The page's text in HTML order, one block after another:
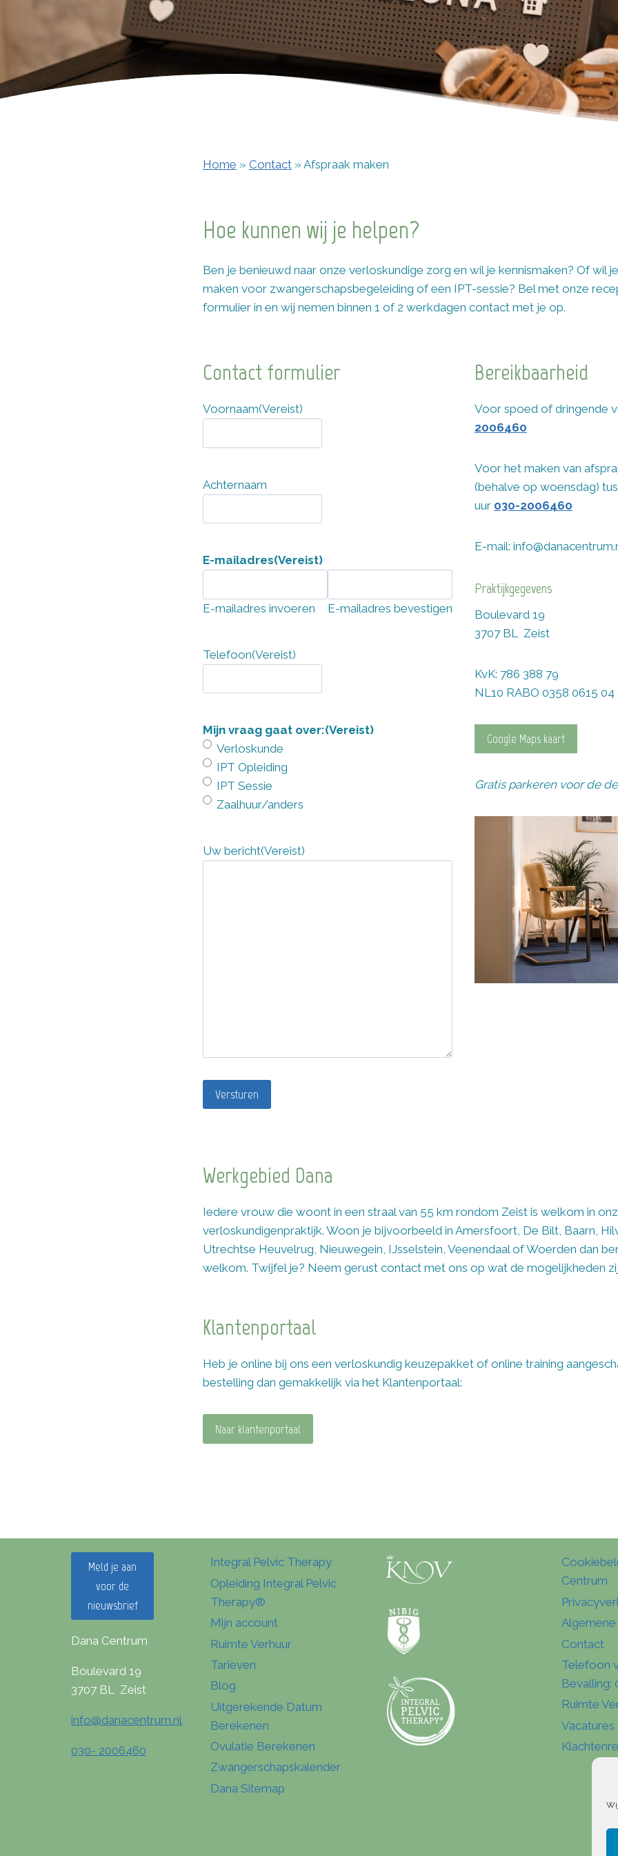
Home » Contact» Afspraak maken
Hoe kunnen wij je helpen?
Ben je benieuwd naar onze verloskundige zorg en wil je kennismaken? Of wil
maken voor zwangerschapsbegeleiding of een IPT-sessie? Bel met onze
formulier in en wij nemen binnen 1 of 2 werkdagen contact met je op.
Contact formulier
Voornaam(Vereist)
Achternaam
E-mailadres(Vereist)
E-mailadres invoeren E-mailadres bevestigen
Telefoon(Vereist)
Mijn vraag gaat over:(Vereist)
Verloskunde
IPT Opleiding
IPT Sessie
Zaalhuur/anders
Uw bericht(Vereist)
Versturen
Bereikbaarheid
Voor spoed of dringende
2006460
Voor het maken van
(behalve op woensdag)
uur 030-2006460
E-mail:
Praktijkgegevens
Boulevard 19
3707 BL Zeist
KvK: 786 388 79
NL10 RABO 0358 0615 04
Google Maps kaart
Gratis parkeren voor de
Werkgebied Dana
Iedere vrouw die woont in een straal van 55 km rondom Zeist is welkom in
verloskundigenpraktijk. Woon je bijvoorbeeld in Amersfoort, De Bilt, Baarn,
Utrechtse Heuvelrug, Nieuwegein, IJsselstein, Veenendaal of Woerden dan
welkom. Twijfel je? Neem gerust contact met ons op wat de mogelijkheden
Klantenportaal
Heb je online bij ons een verloskundig keuzepakket of online training
bestelling dan gemakkelijk via het Klantenportaal:
Naar klantenportaal
Meld je aan
voor de
nieuwsbrief
Dana Centrum
Boulevard 19
3707 BL Zeist
info@danacentrum.nl
030- 2006460
Integral Pelvic Therapy
Opleiding Integral Pelvic
Therapy®
Mijn account
Ruimte Verhuur
Tarieven
Blog
Uitgerekende Datum
Berekenen
Ovulatie Berekenen
Zwangerschapskalender
Dana Sitemap
Centrum
Contact
Telefoon
Bevalling:
Ruimte
Vacatures